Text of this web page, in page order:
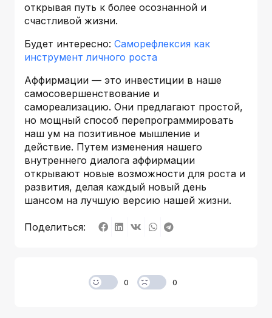
открывая путь к более осознанной и
счастливой жизни.
Будет интересно: Саморефлексия как
инструмент личного роста
Аффирмации — это инвестиции в наше
самосовершенствование и
самореализацию. Они предлагают простой,
но мощный способ перепрограммировать
наш ум на позитивное мышление и
действие. Путем изменения нашего
внутреннего диалога аффирмации
открывают новые возможности для роста и
развития, делая каждый новый день
шансом на лучшую версию нашей жизни.
Поделиться:
0 0